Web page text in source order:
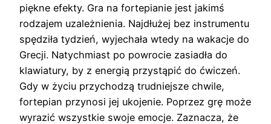
piękne efekty. Gra na fortepianie jest jakimś
rodzajem uzależnienia. Najdłużej bez instrumentu
spędziła tydzień, wyjechała wtedy na wakacje do
Grecji. Natychmiast po powrocie zasiadła do
klawiatury, by z energią przystąpić do ćwiczeń.
Gdy w życiu przychodzą trudniejsze chwile,
fortepian przynosi jej ukojenie. Poprzez grę może
wyrazić wszystkie swoje emocje. Zaznacza, że